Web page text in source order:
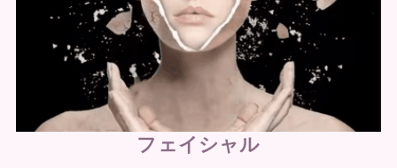
フェイシャル